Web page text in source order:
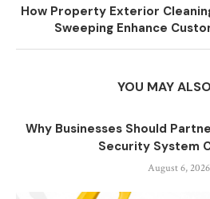
How Property Exterior
Sweeping Enhance
YOU MAY
Why Businesses Should
Security System
August 6, 2026